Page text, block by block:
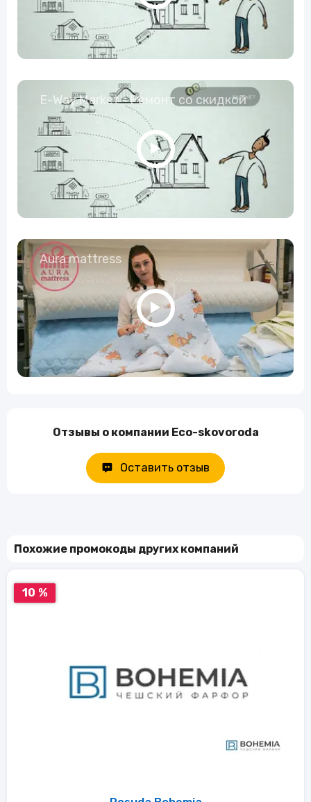
E-Way.Market - Ремонт со скидкой
Aura mattress
Отзывы о компании Eco-skovoroda
Оставить отзыв
Похожие промокоды других компаний
10 %